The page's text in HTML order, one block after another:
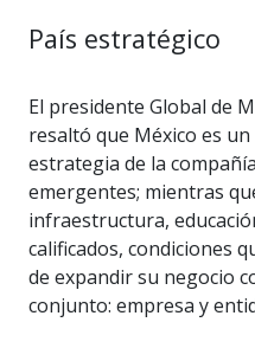
País estratégico
El presidente Global de
resaltó que México es
estrategia de la
emergentes; mientras
infraestructura,
calificados, condiciones
de expandir su negocio
conjunto: empresa y